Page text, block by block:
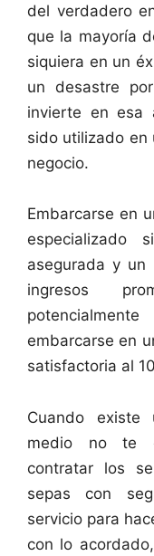
del verdadero
que la mayoría
siquiera en un
un desastre
invierte en esa
sido utilizado en
negocio.
Embarcarse en
especializado
asegurada y un
ingresos
embarcarse en
satisfactoria al
Cuando
medio no te
contratar los
sepas con
servicio para
con lo